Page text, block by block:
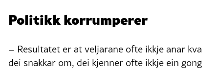
Politikk korrumperer
– Resultatet er at veljarane ofte ikkje anar kva
dei snakkar om, dei kjenner ofte ikkje ein gong